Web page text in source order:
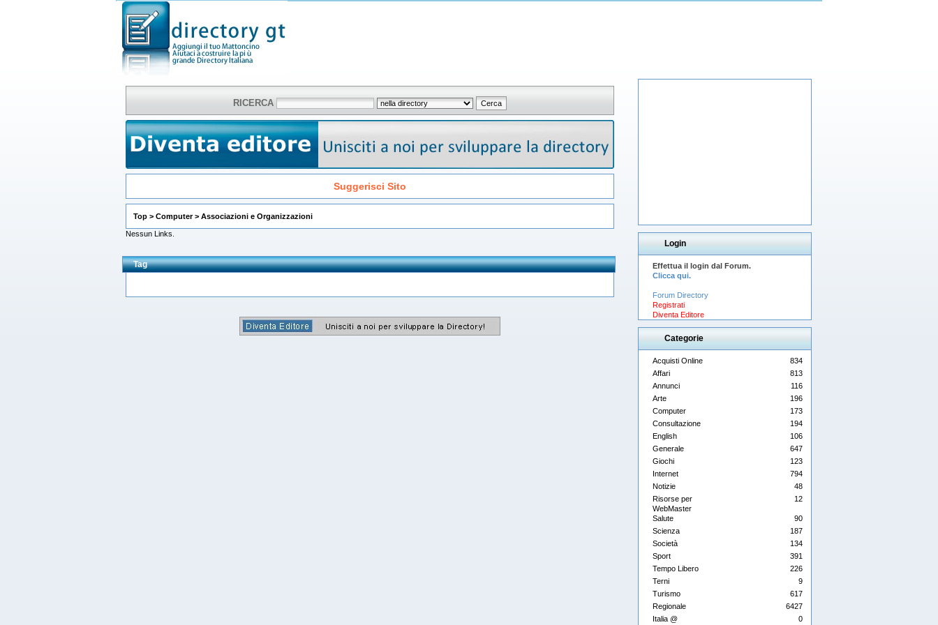
RICERCA
Suggerisci Sito
Top > Computer> Associazioni e Organizzazioni
Nessun Links.
Tag
Login
Effettua il login dal Forum.
Clicca qui.
Forum Directory
Registrati
Diventa Editore
Categorie
Acquisti Online
834
Affari
813
Annunci
116
Arte
196
Computer
173
Consultazione
194
English
106
Generale
647
Giochi
123
Internet
794
Notizie
48
Risorse per
WebMaster
12
Salute
90
Scienza
187
Società
134
Sport
391
Tempo Libero
226
Terni
9
Turismo
617
Regionale
6427
Italia @
0